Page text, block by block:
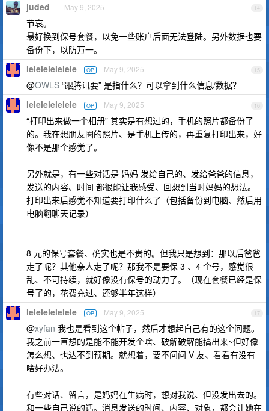
14
juded May 9, 2025
节哀。
最好换到保号套餐，以免一些账户后面无法登陆。另外数据也要
备份下，以防万一。
15
lelelelelelele OP May 9, 2025
@OWLS “跟腾讯要” 是指什么？可以拿到什么信息/数据？
16
lelelelelelele OP May 9, 2025
“打印出来做一个相册” 其实是有想过的，手机的照片都备份了
的。我在想朋友圈的照片、是手机上传的，再重复打印出来，好
像不是那个感觉了。
另外就是，有一些对话是 妈妈 发给自己的、发给爸爸的信息，
发送的内容、时间 都很能让我感受、回想到当时妈妈的想法。
打印出来后感觉不知道要打印什么了（包括备份到电脑、然后用
电脑翻聊天记录）
-------------------------------
8 元的保号套餐、确实也是不贵的。但我只是想到：那以后爸爸
走了呢？其他亲人走了呢？那我不是要保 3 、4 个号，感觉很
乱、不可持续，就好像没有保号的动力了。（现在套餐已经是保
号了的，花费充过、还够半年这样）
17
lelelelelelele OP May 9, 2025
@xyfan 我也是看到这个帖子，然后才想起自己有的这个问题。
我之前一直想的是能不能开发个啥、破解破解能搞出来~但好像
怎么想、也达不到预期。就想着，要不问问 V 友、看看有没有
啥好办法。
有些对话、留言，是妈妈在生病时，想对我说、但没发出去的。
和一些自己说的话。消息发送的时间、内容、对象，都会让她在